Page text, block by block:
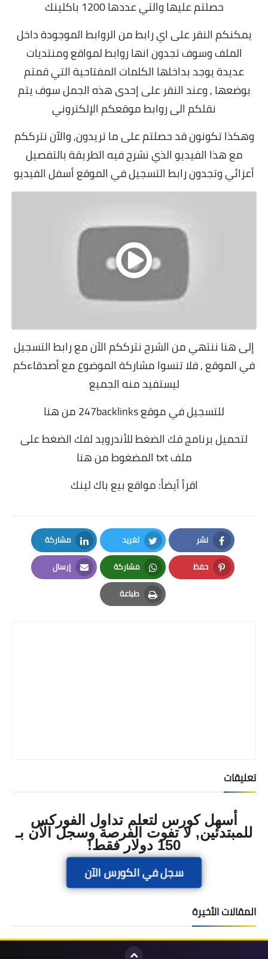
حصلتم عليها والتي عددها 1200 باكلينك
يمكنكم النقر على اي رابط من الروابط الموجودة داخل
الملف وسوف تجدون انها روابط لمواقع ومنتديات
عديدة يوجد بداخلها الكلمات المفتاحية التي قمتم
بوضعها , وعند النقر على إحدى هذه الجمل سوف يتم
نقلكم الى روابط موقعكم الإلكتروني
وهكذا تكونون قد حصلتم على ما تريدون,والآن نترككم
مع هذا الفيديو الذي نشرح فيه الطريقة بالتفصيل
أعزائي وتجدون رابط التسجيل في الموقع أسفل الفيديو
إلى هنا ننتهي من الشرح نترككم الآن مع رابط التسجيل
في الموقع , فلا تنسوا مشاركة الموضوع مع أصدقاءكم
ليستفيد منه الجميع
للتسجيل في موقع 247backlinks
من هنا
لتحميل برنامج فك الضغط للأندرويد لفك الضغط على
ملف txt المضغوط
من هنا
اقرأ أيضاً:مواقع بيع باك لينك
نشر
Facebook
تغريد
Twitter
مشاركة
LinkedIn
حفظ
Pinterest
مشاركة
Whatsapp
إرسال
Email
طباعة
Print
تعليقات
أسهل كورس لتعلم تداول الفوركس
للمبتدئين, لا تفوت الفرصة وسجل الآن بـ
150 دولار فقط!
سجل في الكورس الآن
المقالات الأخيرة